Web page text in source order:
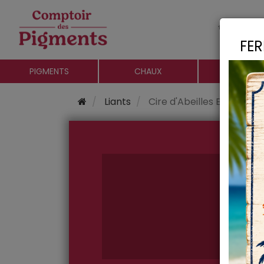
PIGMENTS CHAUX
Liants Cire d'Abeilles Blanche